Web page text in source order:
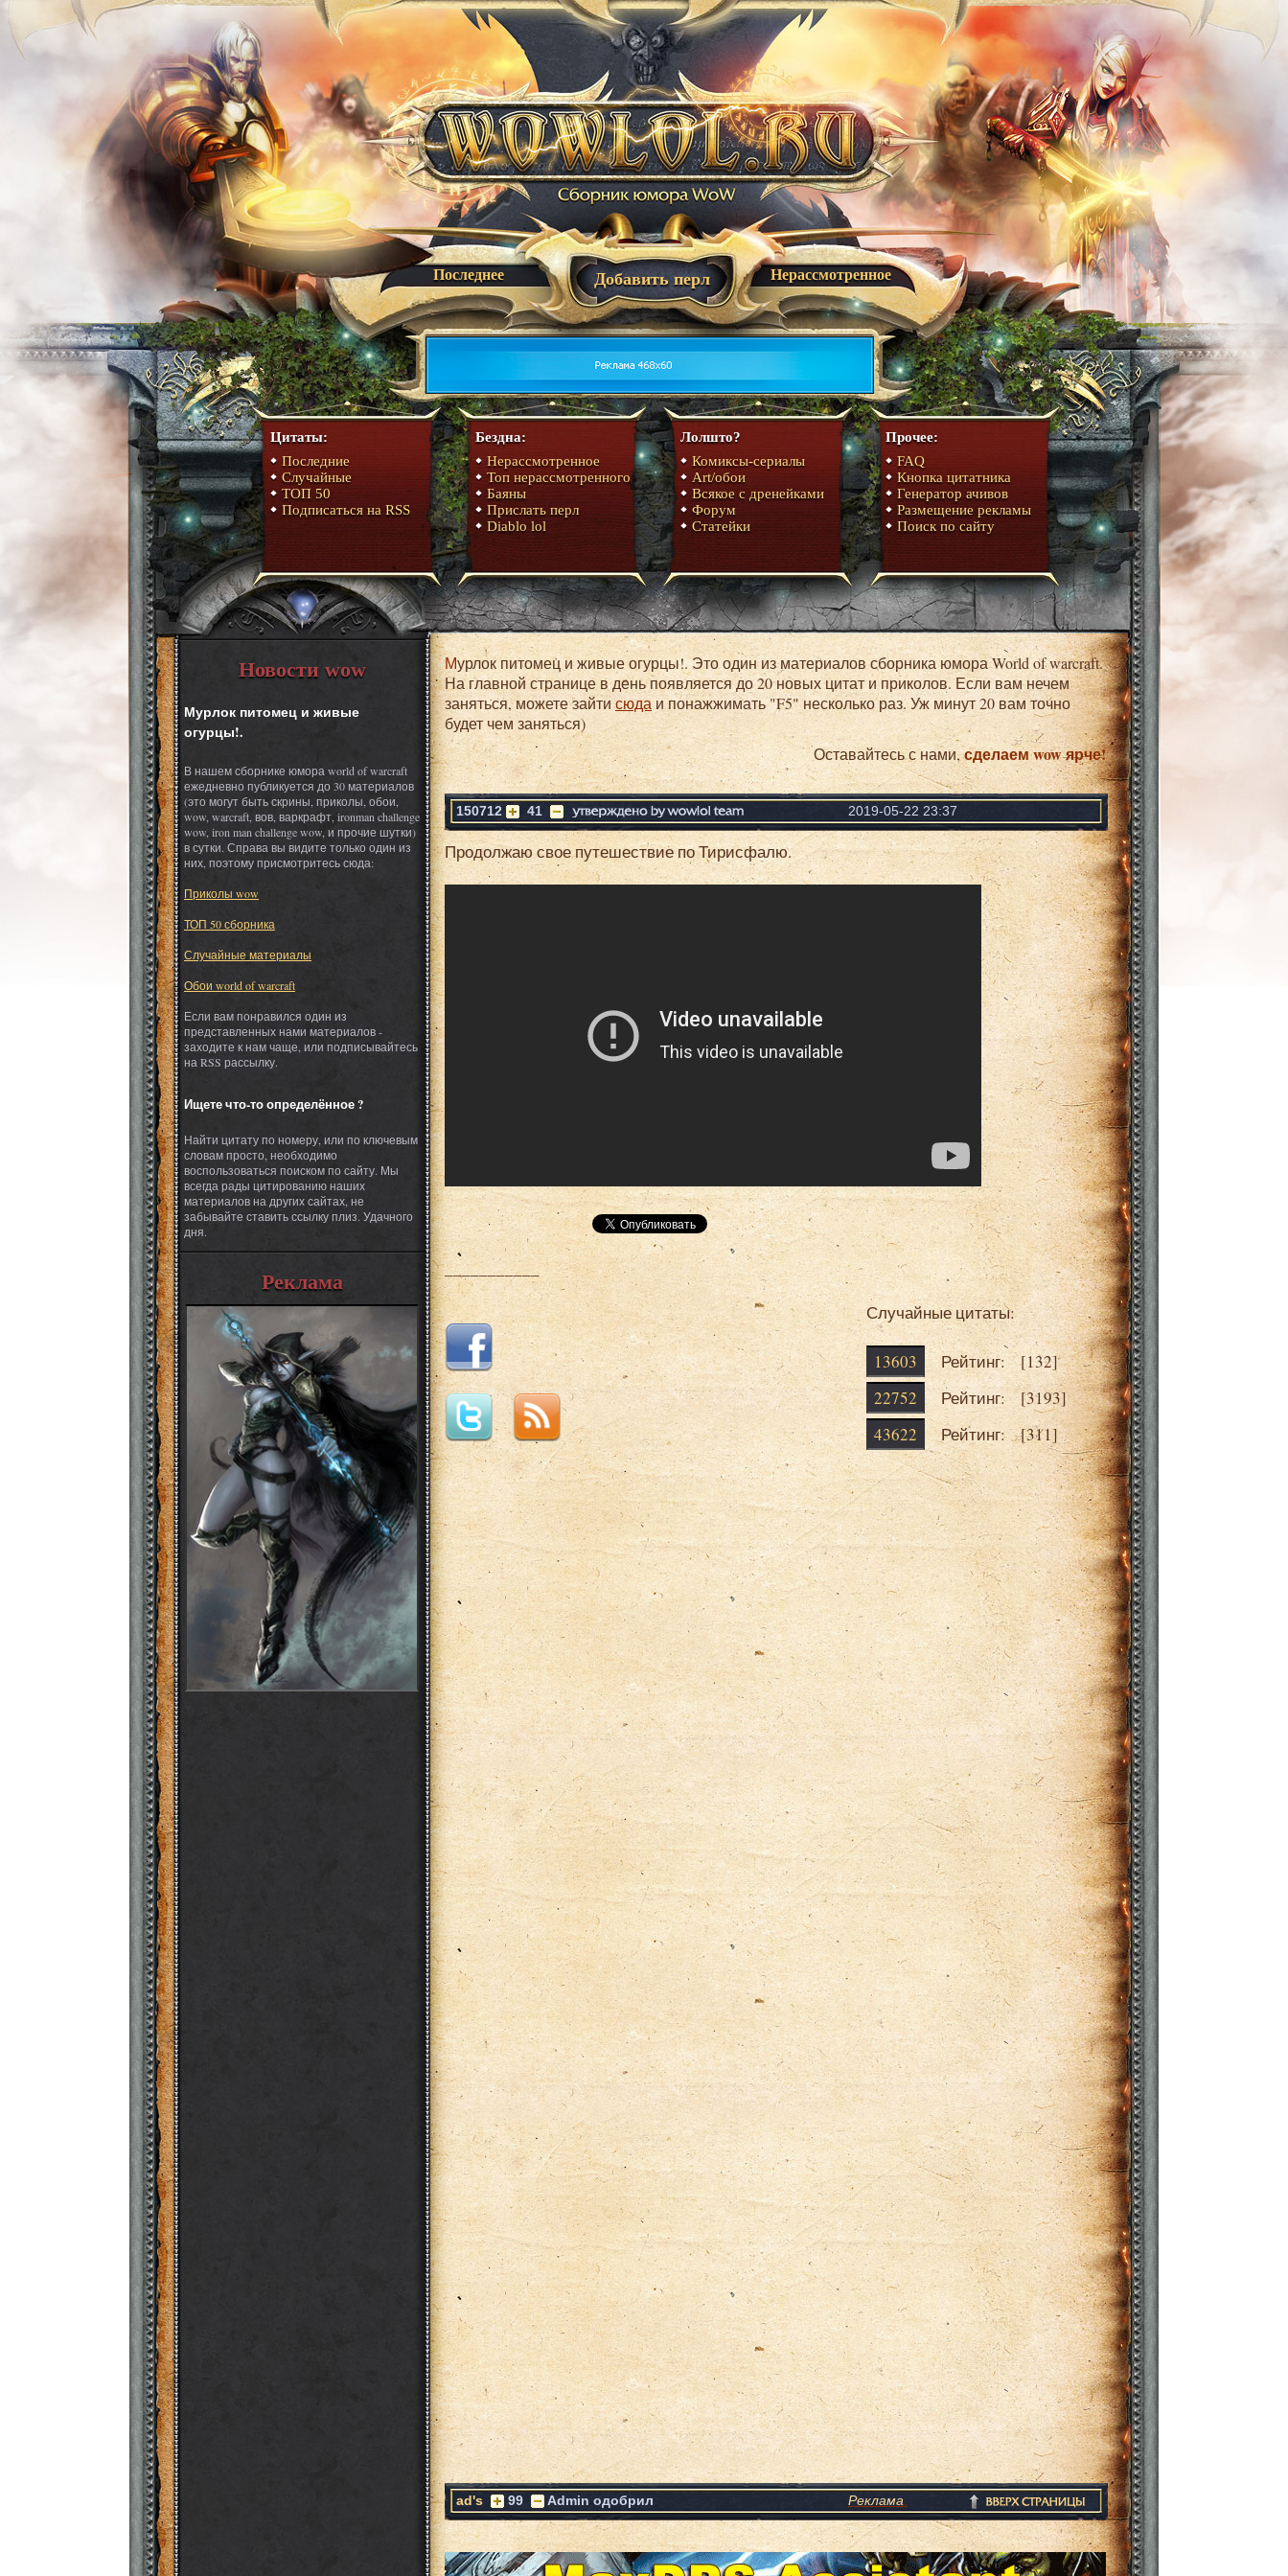
Последнее Нерассмотренное
Добавить перл
Цитаты:
Последние
Случайные
ТОП 50
Подписаться на RSS
Бездна:
Нерассмотренное
Топ нерассмотренного
Баяны
Прислать перл
Diablo lol
Лолшто?
Комиксы-сериалы
Art/обои
Всякое с дренейками
Форум
Статейки
Прочее:
FAQ
Кнопка цитатника
Генератор ачивов
Размещение рекламы
Поиск по сайту
Новости wow
Мурлок питомец и живые
огурцы!.
В нашем сборнике юмора world of warcraft
ежедневно публикуется до 30 материалов
(это могут быть скрины, приколы, обои,
wow, warcraft, вов, варкрафт, ironman challenge
wow, iron man challenge wow, и прочие шутки)
в сутки. Справа вы видите только один из
них, поэтому присмотритесь сюда:
Приколы wow
ТОП 50 сборника
Случайные материалы
Обои world of warcraft
Если вам понравился один из
представленных нами материалов -
заходите к нам чаще, или подписывайтесь
на RSS рассылку.
Ищете что-то определённое ?
Найти цитату по номеру, или по ключевым
словам просто, необходимо
воспользоваться поиском по сайту. Мы
всегда рады цитированию наших
материалов на других сайтах, не
забывайте ставить ссылку плиз. Удачного
дня.
Реклама
Мурлок питомец и живые огурцы!. Это один из материалов сборника юмора World of warcraft.
На главной странице в день появляется до 20 новых цитат и приколов. Если вам нечем
заняться, можете зайтисюда и понажжимать "F5" несколько раз. Уж минут 20 вам точно
будет чем заняться)
Оставайтесь с нами,сделаем wow ярче!
150712 41 2019-05-22 23:37
Продолжаю свое путешествие по Тирисфалю.
___________
Случайные цитаты:
13603 Рейтинг: [132]
22752
Рейтинг: [3193]
43622
Рейтинг: [311]
ad's 99 Admin одобрил Реклама